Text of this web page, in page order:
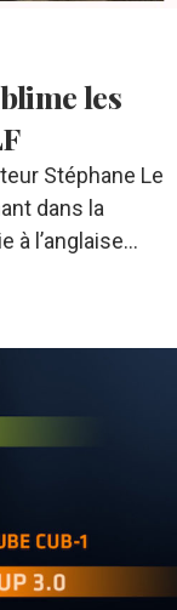
les
Stéphane Le
dans la
à l’anglaise…